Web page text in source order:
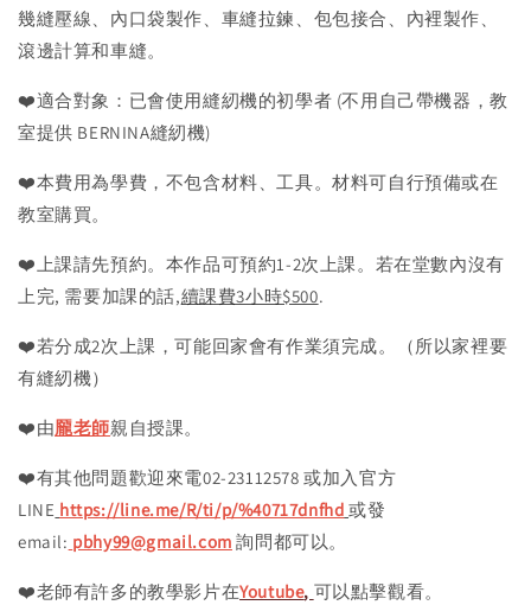
幾縫壓線、內口袋製作、車縫拉鍊、包包接合、內裡製作、
滾邊計算和車縫。
❤️適合對象：已會使用縫紉機的初學者 (不用自己帶機器，教
室提供 BERNINA縫紉機)
❤️本費用為學費，不包含材料、工具。材料可自行預備或在
教室購買。
❤️上課請先預約。本作品可預約1-2次上課。若在堂數內沒有
上完, 需要加課的話,續課費3小時$500.
❤️若分成2次上課，可能回家會有作業須完成。（所以家裡要
有縫紉機）
❤️由龎老師親自授課。
❤️有其他問題歡迎來電02-23112578 或加入官方
LINE https://line.me/R/ti/p/%40717dnfhd 或發
email: pbhy99@gmail.com 詢問都可以。
❤️老師有許多的教學影片在Youtube, 可以點擊觀看。